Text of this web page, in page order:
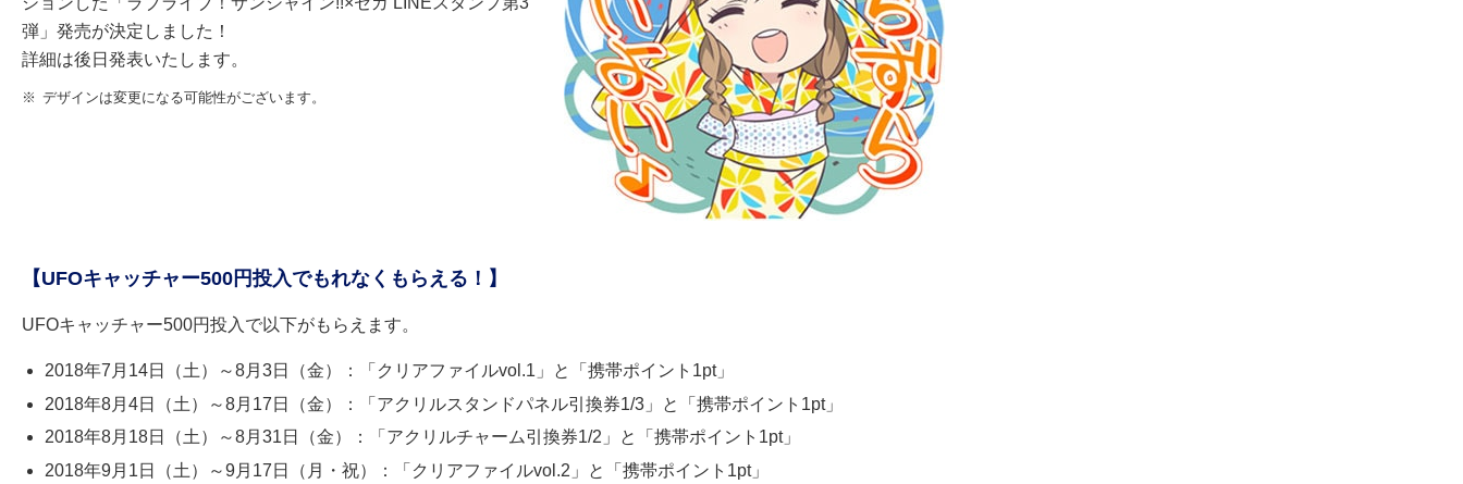
弾」発売が決定しました！
詳細は後日発表いたします。
※ デザインは変更になる可能性がございます。
【UFOキャッチャー500円投入でもれなくもらえる！】
UFOキャッチャー500円投入で以下がもらえます。
2018年7月14日（土）～8月3日（金）：「クリアファイルvol.1」と「携帯ポイント1pt」
2018年8月4日（土）～8月17日（金）：「アクリルスタンドパネル引換券1/3」と「携帯ポイント1pt」
2018年8月18日（土）～8月31日（金）：「アクリルチャーム引換券1/2」と「携帯ポイント1pt」
2018年9月1日（土）～9月17日（月・祝）：「クリアファイルvol.2」と「携帯ポイント1pt」